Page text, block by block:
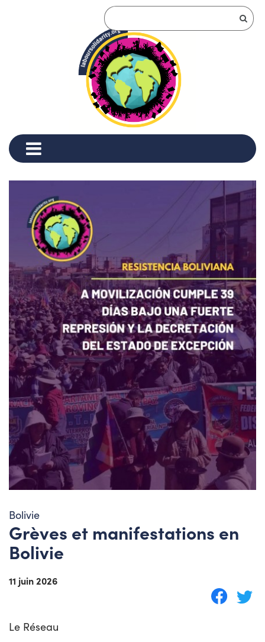
Bolivie
Grèves et manifestations en
Bolivie
11 juin 2026
Le Réseau